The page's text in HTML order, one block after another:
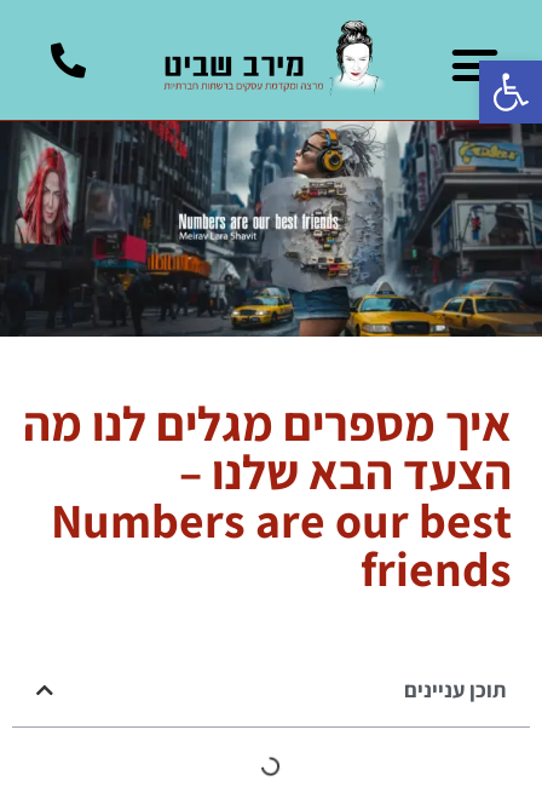
איך מספרים מגלים לנו מה
הצעד הבא שלנו –
Numbers are our best
friends
תוכן עניינים
פתח סרגל נגישות